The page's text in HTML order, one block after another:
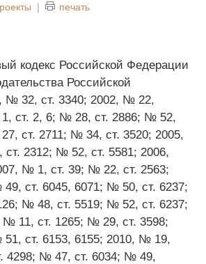
| печать
кодекс Российской Федерации
Российской
№ 32, ст. 3340; 2002, № 22,
ст. 2, 6; № 28, ст. 2886; № 52,
ст. 2711; № 34, ст. 3520; 2005,
2312; № 52, ст. 5581; 2006,
№ 1, ст. 39; № 22, ст. 2563;
ст. 6045, 6071; № 50, ст. 6237;
№ 48, ст. 5519; № 52, ст. 6237;
11, ст. 1265; № 29, ст. 3598;
ст. 6153, 6155; 2010, № 19,
4298; № 47, ст. 6034; № 49,